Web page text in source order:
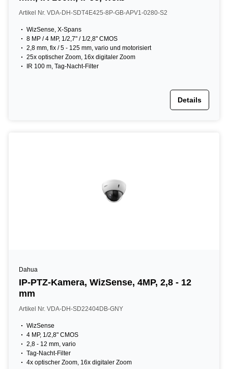
Artikel Nr. VDA-DH-SDT4E425-8P-GB-APV1-0280-S2
WizSense, X-Spans
8 MP / 4 MP, 1/2,7" / 1/2,8" CMOS
2,8 mm, fix / 5 - 125 mm, vario und motorisiert
25x optischer Zoom, 16x digitaler Zoom
IR 100 m, Tag-Nacht-Filter
Details
Dahua
IP-PTZ-Kamera, WizSense, 4MP, 2,8 - 12
mm
Artikel Nr. VDA-DH-SD22404DB-GNY
WizSense
4 MP, 1/2,8" CMOS
2,8 - 12 mm, vario
Tag-Nacht-Filter
4x optischer Zoom, 16x digitaler Zoom